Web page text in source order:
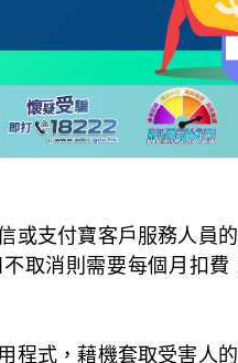
或支付寶客戶服務人員
取消則需要每個月扣
程式，藉機套取受害人